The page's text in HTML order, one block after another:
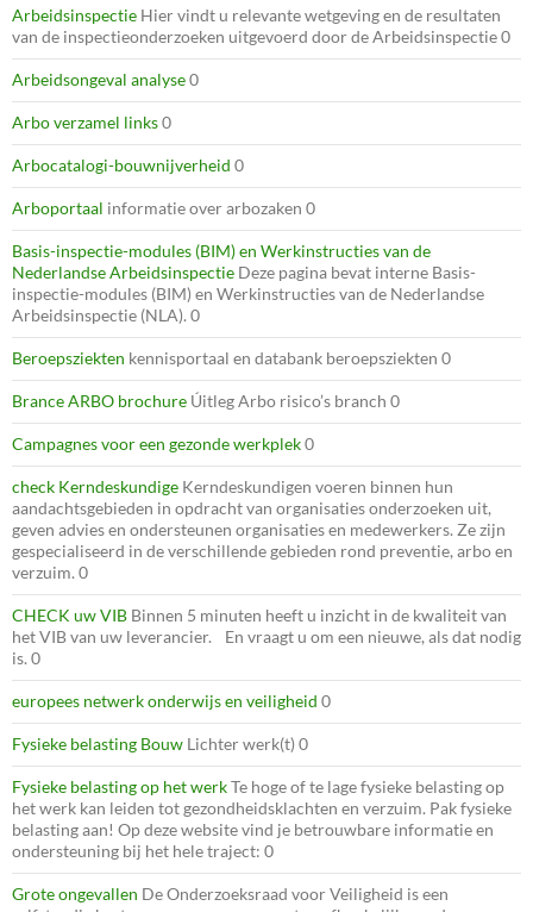
Arbeidsinspectie Hier vindt u relevante wetgeving en de resultaten
van de inspectieonderzoeken uitgevoerd door de Arbeidsinspectie 0
Arbeidsongeval analyse0
Arbo verzamel links0
Arbocatalogi-bouwnijverheid 0
Arboportaal informatie over arbozaken 0
Basis-inspectie-modules (BIM) en Werkinstructies van de
Nederlandse Arbeidsinspectie Deze pagina bevat interne Basis-
inspectie-modules (BIM) en Werkinstructies van de Nederlandse
Arbeidsinspectie (NLA). 0
Beroepsziekten kennisportaal en databank beroepsziekten 0
Brance ARBO brochure Úitleg Arbo risico’s branch 0
Campagnes voor een gezonde werkplek0
check Kerndeskundige Kerndeskundigen voeren binnen hun
aandachtsgebieden in opdracht van organisaties onderzoeken uit,
geven advies en ondersteunen organisaties en medewerkers. Ze zijn
gespecialiseerd in de verschillende gebieden rond preventie, arbo en
verzuim. 0
CHECK uw VIB Binnen 5 minuten heeft u inzicht in de kwaliteit van
het VIB van uw leverancier. En vraagt u om een nieuwe, als dat nodig
is. 0
europees netwerk onderwijs en veiligheid 0
Fysieke belasting Bouw Lichter werk(t) 0
Fysieke belasting op het werkTe hoge of te lage fysieke belasting op
het werk kan leiden tot gezondheidsklachten en verzuim. Pak fysieke
belasting aan! Op deze website vind je betrouwbare informatie en
ondersteuning bij het hele traject: 0
Grote ongevallen De Onderzoeksraad voor Veiligheid is een